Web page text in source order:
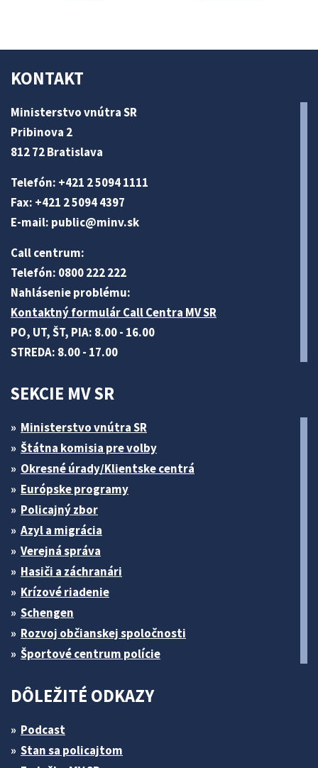
KONTAKT
Ministerstvo vnútra SR
Pribinova 2
812 72 Bratislava
Telefón: +421 2 5094 1111
Fax: +421 2 5094 4397
E-mail: public@minv.sk
Call centrum:
Telefón: 0800 222 222
Nahlásenie problému:
Kontaktný formulár Call Centra MV SR
PO, UT, ŠT, PIA: 8.00 - 16.00
STREDA: 8.00 - 17.00
SEKCIE MV SR
Ministerstvo vnútra SR
Štátna komisia pre volby
Okresné úrady/Klientske centrá
Európske programy
Policajný zbor
Azyl a migrácia
Verejná správa
Hasiči a záchranári
Krízové riadenie
Schengen
Rozvoj občianskej spoločnosti
Športové centrum polície
DÔLEŽITÉ ODKAZY
Podcast
Stan sa policajtom